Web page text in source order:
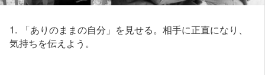
1. 「ありのままの自分」を見せる。相手に正直になり、
気持ちを伝えよう。